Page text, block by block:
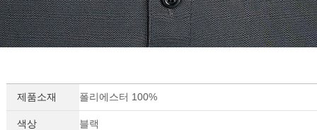
제품소재 폴리에스터 100%
색상 블랙